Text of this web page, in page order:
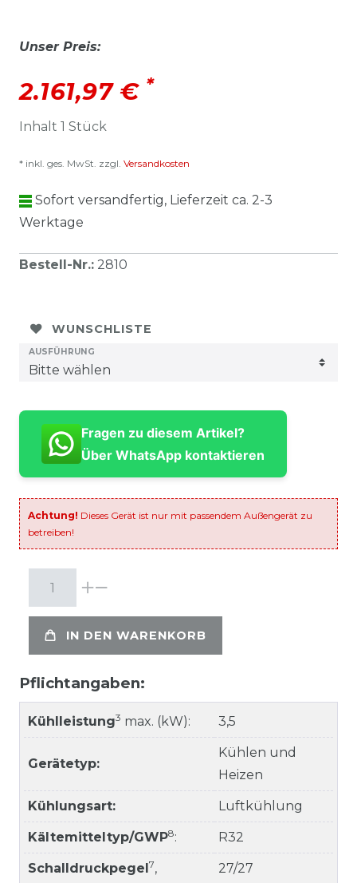
Unser Preis:
2.161,97 € *
Inhalt 1 Stück
* inkl. ges. MwSt. zzgl. Versandkosten
Sofort versandfertig, Lieferzeit ca. 2-3
Werktage
Bestell-Nr.: 2810
WUNSCHLISTE
AUSFÜHRUNG
Fragen zu diesem Artikel?
Über WhatsApp kontaktieren
Achtung! Dieses Gerät ist nur mit passendem Außengerät zu
betreiben!
IN DEN WARENKORB
Pflichtangaben:
Kühlleistung3 max. (kW): 3,5
Gerätetyp:
Kühlen und
Heizen
Kühlungsart: Luftkühlung
Kältemitteltyp/GWP8: R32
Schalldruckpegel 7, 27/27